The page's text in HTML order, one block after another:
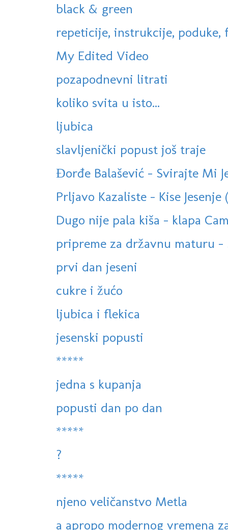
black & green
repeticije, instrukcije, poduke,
My Edited Video
pozapodnevni litrati
koliko svita u isto...
ljubica
slavljenički popust još traje
Đorđe Balašević - Svirajte Mi
Prljavo Kazaliste - Kise Jesenje
Dugo nije pala kiša - klapa
pripreme za državnu maturu -
prvi dan jeseni
cukre i žućo
ljubica i flekica
jesenski popusti
*****
jedna s kupanja
popusti dan po dan
*****
?
*****
njeno veličanstvo Metla
a apropo modernog vremena